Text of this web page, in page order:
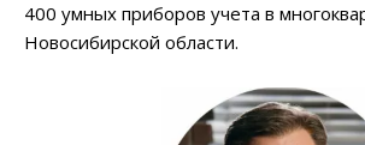
400 умных приборов учета в
Новосибирской области.